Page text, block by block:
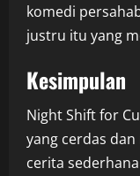
komedi
justru itu yang
Kesimpulan
Night Shift for
yang cerdas
cerita